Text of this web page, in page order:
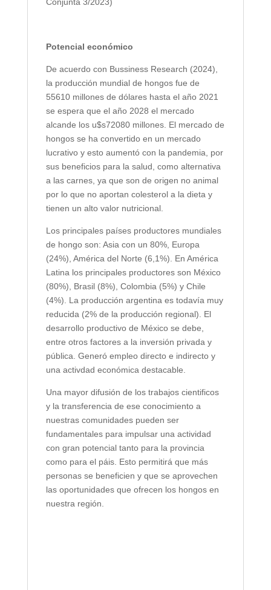
Potencial económico
De acuerdo con Bussiness Research (2024),
la producción mundial de hongos fue de
55610 millones de dólares hasta el año 2021
se espera que el año 2028 el mercado
alcande los u$s72080 millones. El mercado de
hongos se ha convertido en un mercado
lucrativo y esto aumentó con la pandemia, por
sus beneficios para la salud, como alternativa
a las carnes, ya que son de origen no animal
por lo que no aportan colesterol a la dieta y
tienen un alto valor nutricional.
Los principales países productores mundiales
de hongo son: Asia con un 80%, Europa
(24%), América del Norte (6,1%). En América
Latina los principales productores son México
(80%), Brasil (8%), Colombia (5%) y Chile
(4%). La producción argentina es todavía muy
reducida (2% de la producción regional). El
desarrollo productivo de México se debe,
entre otros factores a la inversión privada y
pública. Generó empleo directo e indirecto y
una activdad económica destacable.
Una mayor difusión de los trabajos cientificos
y la transferencia de ese conocimiento a
nuestras comunidades pueden ser
fundamentales para impulsar una actividad
con gran potencial tanto para la provincia
como para el páis. Esto permitirá que más
personas se beneficien y que se aprovechen
las oportunidades que ofrecen los hongos en
nuestra región.